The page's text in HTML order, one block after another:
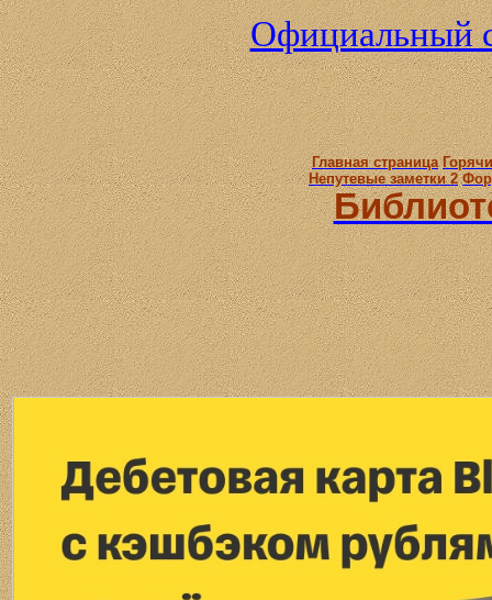
Официальный
Главная страница
Непутевые заметки 2